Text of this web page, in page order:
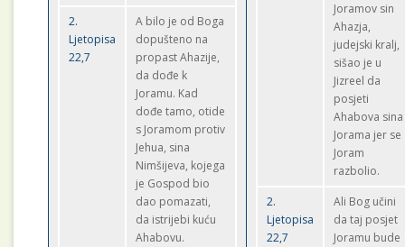
2.
Ljetopisa
22,7
A bilo je od Boga
dopušteno na
propast Ahazije,
da dođe k
Joramu. Kad
dođe tamo, otide
s Joramom protiv
Jehua, sina
Nimšijeva, kojega
je Gospod bio
dao pomazati,
da istrijebi kuću
Ahabovu.
Joramov sin
Ahazja,
judejski kralj,
sišao je u
Jizreel da
posjeti
Ahabova sina
Jorama jer se
Joram
razbolio.
2.
Ljetopisa
22,7
Ali Bog učini
da taj posjet
Joramu bude